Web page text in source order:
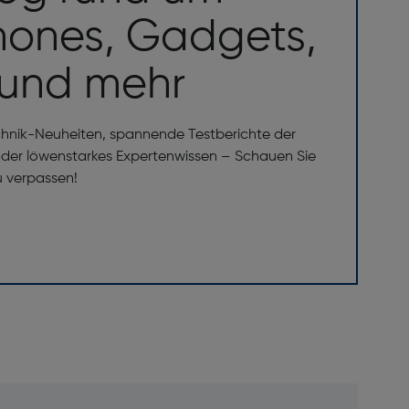
Gadgets,
mehr
Neuheiten, spannende Testberichte der
löwenstarkes Expertenwissen – Schauen Sie
verpassen!